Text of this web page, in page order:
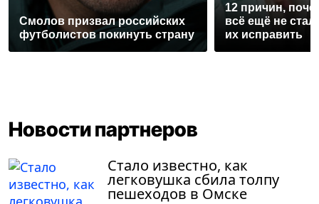
Смолов призвал российских
футболистов покинуть страну
12 причин,
всё ещё не
их исправить
Новости партнеров
Стало известно, как
легковушка сбила толпу
пешеходов в Омске